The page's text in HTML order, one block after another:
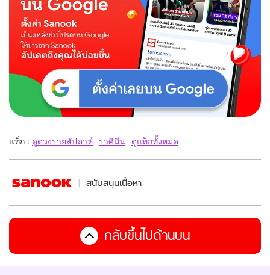
แท็ก : ดูดวงรายสัปดาห์ ราศีมีน ดูแท็กทั้งหมด
สนับสนุนเนื้อหา
กลับขึ้นไปด้านบน